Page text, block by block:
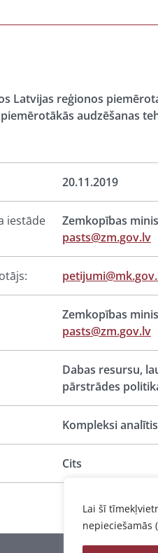
Lai šī
nepieciešamās
Latvijas reģionos
audzēšanas
20.11.2019
iestāde
Zemkopības
pasts@zm.gov.lv
Zemkopības
pasts@zm.gov.lv
Dabas resursu,
pārstrādes
Kompleksi
Cits